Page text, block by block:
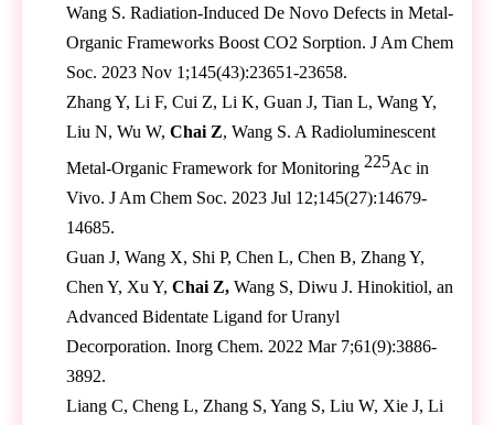
Wang S. Radiation-Induced De Novo Defects in Metal-
Organic Frameworks Boost CO2 Sorption. J Am Chem
Soc. 2023 Nov 1;145(43):23651-23658.
Zhang Y, Li F, Cui Z, Li K, Guan J, Tian L, Wang Y,
Liu N, Wu W, Chai Z, Wang S. A Radioluminescent
Metal-Organic Framework for Monitoring 225Ac in
Vivo. J Am Chem Soc. 2023 Jul 12;145(27):14679-
14685.
Guan J, Wang X, Shi P, Chen L, Chen B, Zhang Y,
Chen Y, Xu Y, Chai Z, Wang S, Diwu J. Hinokitiol, an
Advanced Bidentate Ligand for Uranyl
Decorporation. Inorg Chem. 2022 Mar 7;61(9):3886-
3892.
Liang C, Cheng L, Zhang S, Yang S, Liu W, Xie J, Li